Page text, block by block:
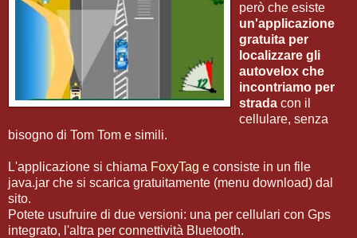
però che esiste
un'applicazione
gratuita per
localizzare gli
autovelox che
incontriamo per
strada con il
cellulare, senza
bisogno di Tom Tom e simili.
L'applicazione si chiama FoxyTag e consiste in un file
java.jar che si scarica gratuitamente (menu download) dal
sito.
Potete usufruire di due versioni: una per cellulari con Gps
integrato, l'altra per connettività Bluetooth.